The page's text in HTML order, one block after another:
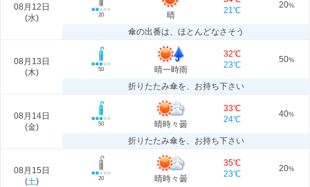
08月12日
(水) 20 晴
21℃
20%
傘の出番は、ほとんどなさそう
08月13日
(木) 50 晴一時雨
32℃
23℃
50%
折りたたみ傘を、お持ち下さい
08月14日
(金) 50 晴時々曇
33℃
24℃
40%
折りたたみ傘を、お持ち下さい
08月15日
(土) 20 晴時々曇
35℃
23℃
20%